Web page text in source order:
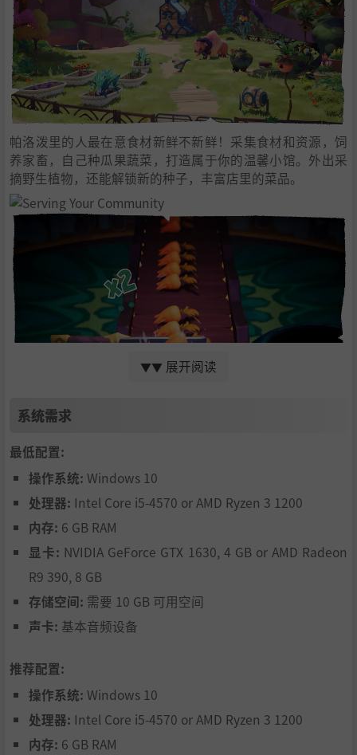
帕洛泼里的人最在意食材新鲜不新鲜！采集食材和资源，饲
养家畜，自己种瓜果蔬菜，打造属于你的温馨小馆。外出采
摘野生植物，还能解锁新的种子，丰富店里的菜品。
升厨艺，尝试新的做法，才能吸引客人，令他们满意。
过技能树提升你的水平，调整内装还能提升店里的吸引力。
你还要为饥肠辘辘的护界勇士供应餐食，这些勇敢的战士来
▼▼ 展开阅读
系统需求
最低配置:
操作系统: Windows 10
处理器: Intel Core i5-4570 or AMD Ryzen 3 1200
内存: 6 GB RAM
显卡: NVIDIA GeForce GTX 1630, 4 GB or AMD Radeon
R9 390, 8 GB
存储空间: 需要 10 GB 可用空间
声卡: 基本音频设备
推荐配置:
操作系统: Windows 10
处理器: Intel Core i5-4570 or AMD Ryzen 3 1200
内存: 6 GB RAM